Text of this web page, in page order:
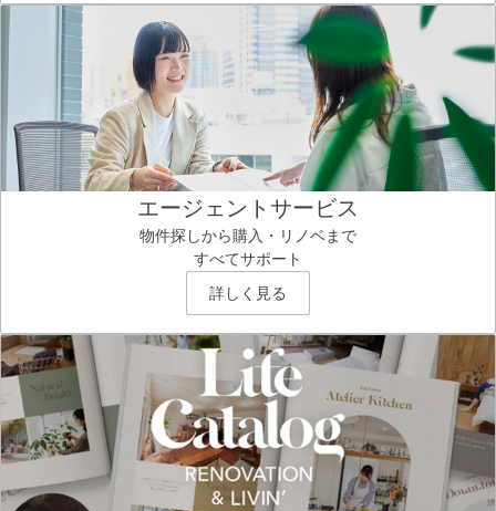
エージェントサービス
物件探しから購入・リノベまで
すべてサポート
詳しく見る